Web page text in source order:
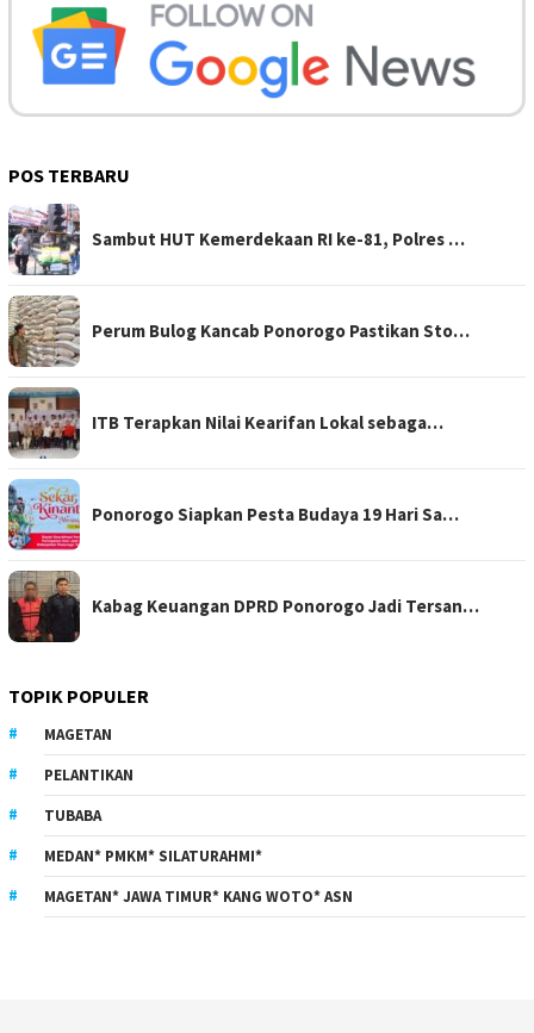
POS TERBARU
Sambut HUT Kemerdekaan RI ke-81, Polres …
Perum Bulog Kancab Ponorogo Pastikan Sto…
ITB Terapkan Nilai Kearifan Lokal sebaga…
Ponorogo Siapkan Pesta Budaya 19 Hari Sa…
Kabag Keuangan DPRD Ponorogo Jadi Tersan…
TOPIK POPULER
MAGETAN
PELANTIKAN
TUBABA
MEDAN* PMKM* SILATURAHMI*
MAGETAN* JAWA TIMUR* KANG WOTO* ASN